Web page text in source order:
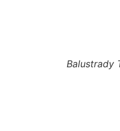
Balustrady